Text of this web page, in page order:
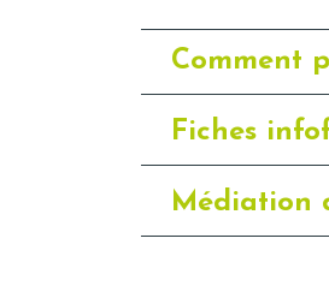
Comment
Fiches
Médiation